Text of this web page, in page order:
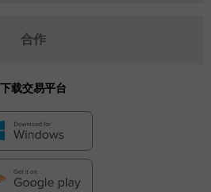
合作
下载交易平台